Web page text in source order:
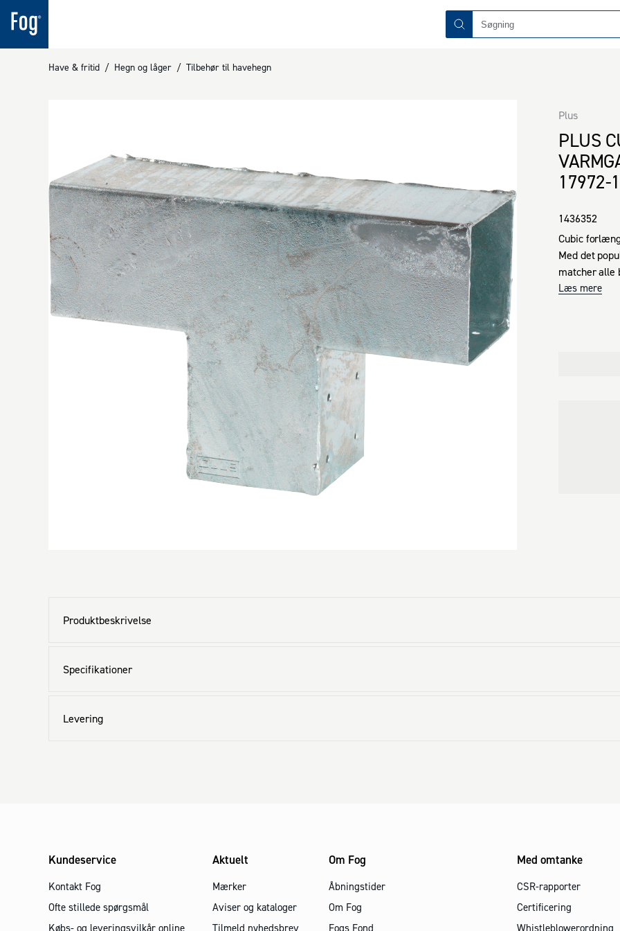
Have & fritid / Hegn og låger / Tilbehør til havehegn
PLUS
17972-1
Plus
1436352
Cubic
Med det
matcher alle
rosenportal,
Læs mere
Produktbeskrivelse
Specifikationer
Levering
Kundeservice
Kontakt Fog
Ofte stillede spørgsmål
Købs- og leveringsvilkår online
Aktuelt
Mærker
Aviser og kataloger
Tilmeld nyhedsbrev
Om Fog
Åbningstider
Om Fog
Fogs Fond
Med omtanke
CSR-rapporter
Certificering
Whistleblowerordning